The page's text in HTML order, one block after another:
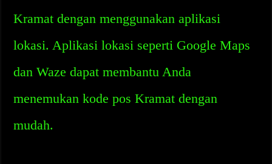
Kramat dengan menggunakan aplikasi
lokasi. Aplikasi lokasi seperti Google Maps
dan Waze dapat membantu Anda
menemukan kode pos Kramat dengan
mudah.